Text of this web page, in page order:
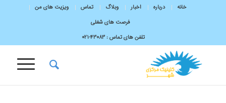
خانه درباره اخبار وبلاگ تماس
ویزیت های من
فرصت های شغلی
تلفن های تماس :43083-۰۲۱